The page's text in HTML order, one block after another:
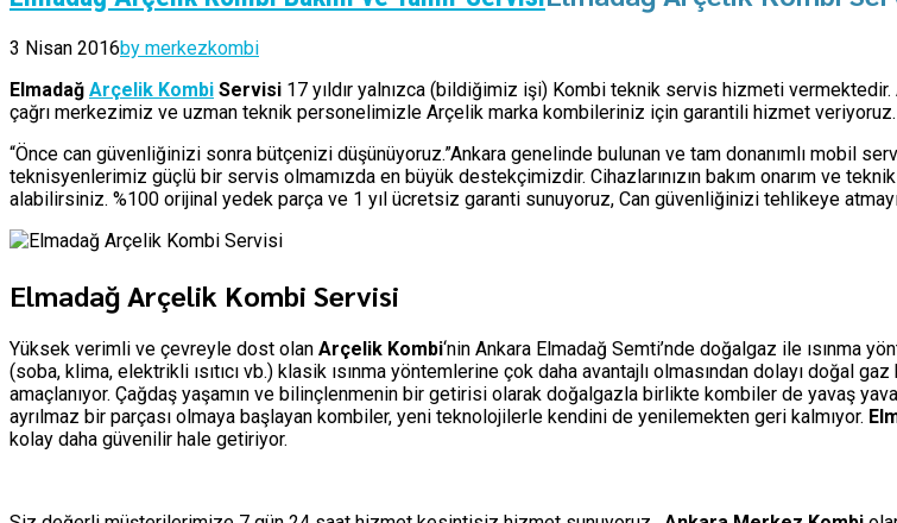
3 Nisan 2016by merkezkombi
Elmadağ Arçelik Kombi Servisi 17 yıldır yalnızca (bildiğimiz işi) Kombi teknik servis hizmeti vermektedir.
çağrı merkezimiz ve uzman teknik personelimizle Arçelik marka kombileriniz için garantili hizmet veriyoruz.
“Önce can güvenliğinizi sonra bütçenizi düşünüyoruz.”Ankara genelinde bulunan ve tam donanımlı mobil
teknisyenlerimiz güçlü bir servis olmamızda en büyük destekçimizdir. Cihazlarınızın bakım onarım ve
alabilirsiniz. %100 orijinal yedek parça ve 1 yıl ücretsiz garanti sunuyoruz, Can güvenliğinizi tehlikeye
Elmadağ Arçelik Kombi Servisi
Yüksek verimli ve çevreyle dost olan Arçelik Kombi‘nin Ankara Elmadağ Semti’nde doğalgaz ile ısınma
(soba, klima, elektrikli ısıtıcı vb.) klasik ısınma yöntemlerine çok daha avantajlı olmasından dolayı doğal
amaçlanıyor. Çağdaş yaşamın ve bilinçlenmenin bir getirisi olarak doğalgazla birlikte kombiler de yavaş
ayrılmaz bir parçası olmaya başlayan kombiler, yeni teknolojilerle kendini de yenilemekten geri kalmıyor.
kolay daha güvenilir hale getiriyor.